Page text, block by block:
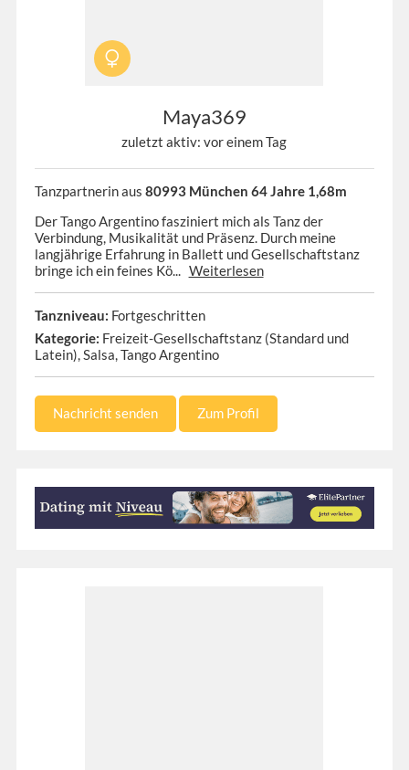
Maya369
zuletzt aktiv: vor einem Tag
Tanzpartnerin aus 80993 München 64 Jahre 1,68m
Der Tango Argentino fasziniert mich als Tanz der
Verbindung, Musikalität und Präsenz. Durch meine
langjährige Erfahrung in Ballett und Gesellschaftstanz
bringe ich ein feines Kö... Weiterlesen
Tanzniveau: Fortgeschritten
Kategorie: Freizeit-Gesellschaftstanz (Standard und
Latein), Salsa, Tango Argentino
Nachricht senden Zum Profil